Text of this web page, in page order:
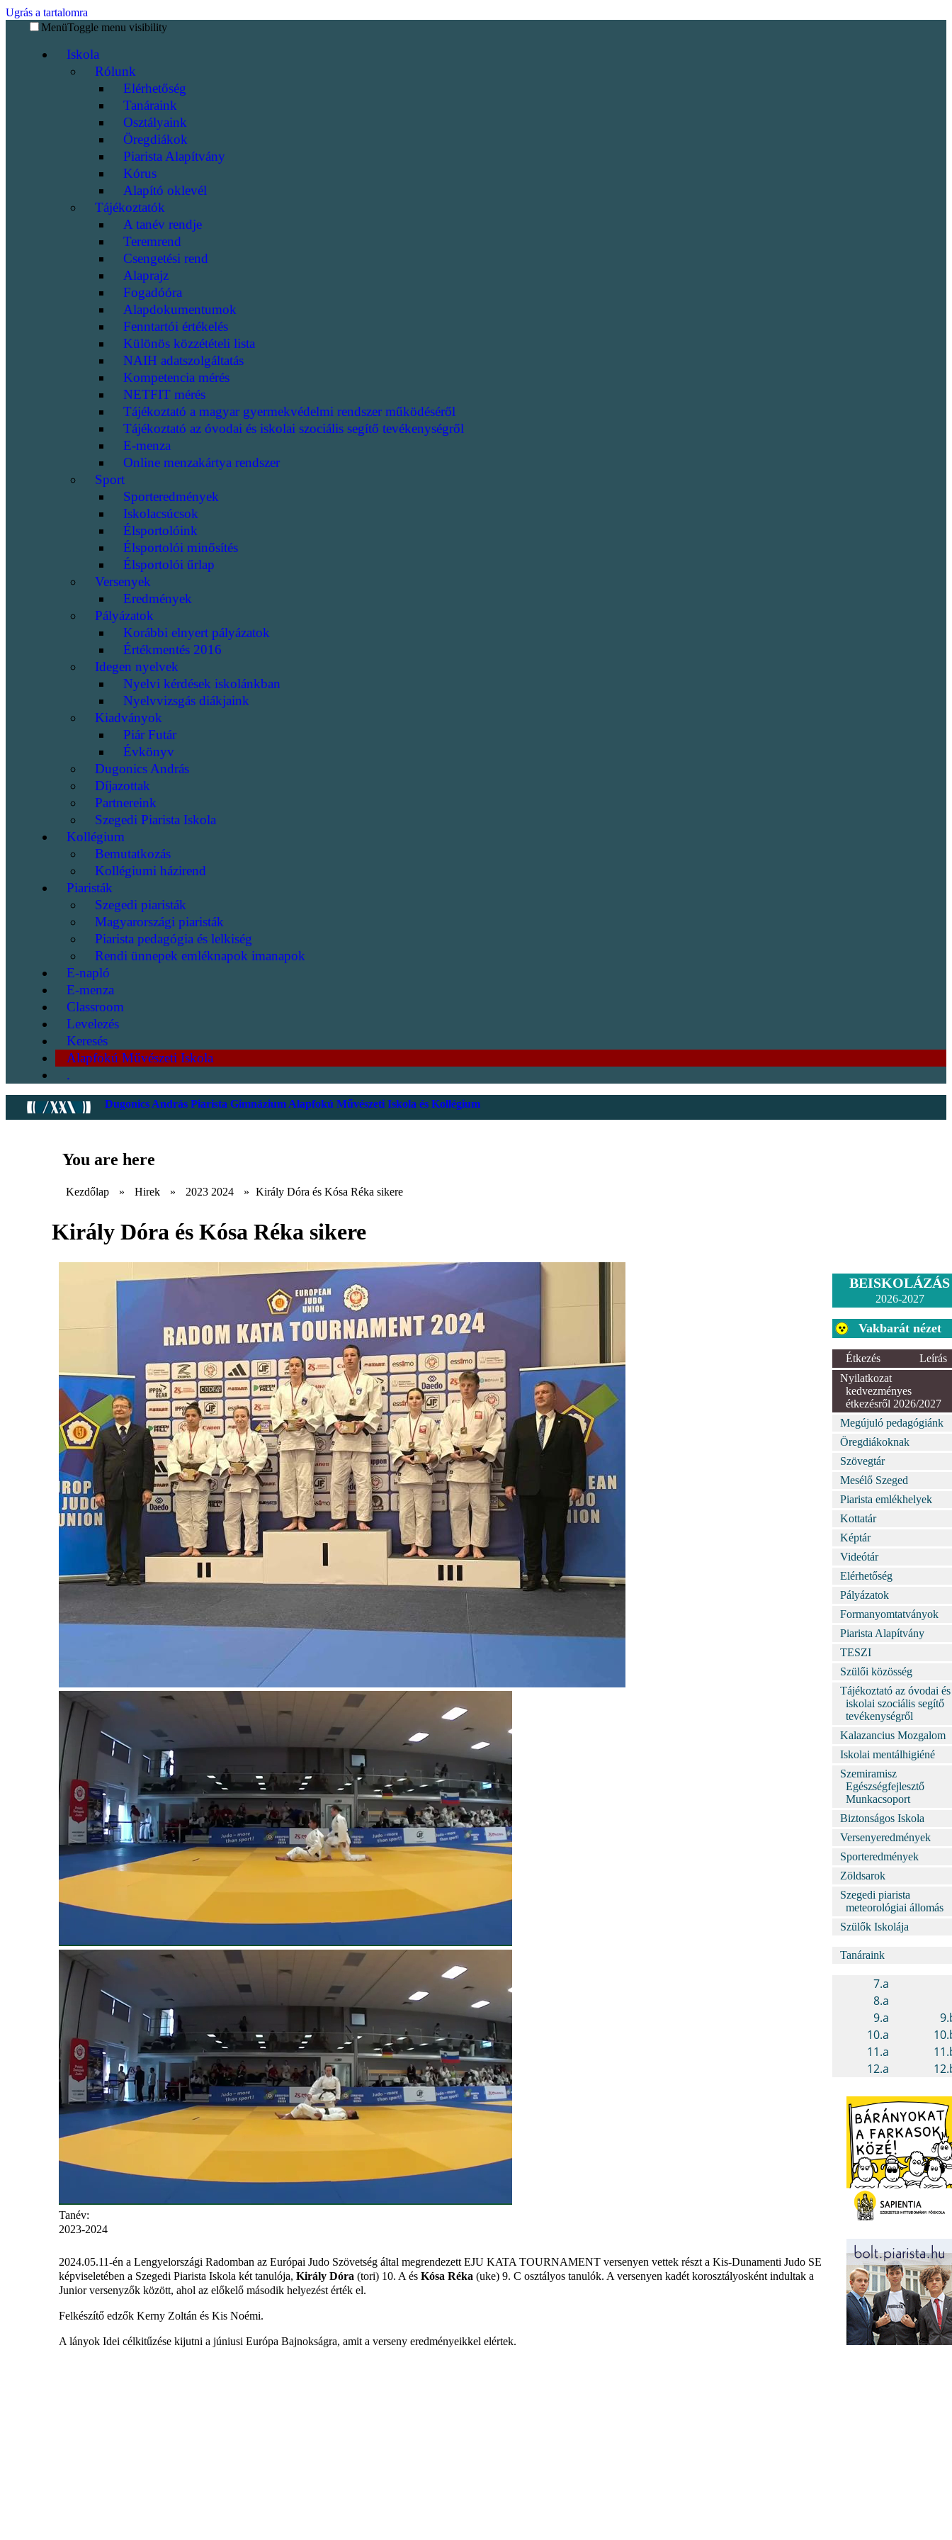
Ugrás a tartalomra
MenüToggle menu visibility
Iskola
Rólunk
Elérhetőség
Tanáraink
Osztályaink
Öregdiákok
Piarista Alapítvány
Kórus
Alapító oklevél
Tájékoztatók
A tanév rendje
Teremrend
Csengetési rend
Alaprajz
Fogadóóra
Alapdokumentumok
Fenntartói értékelés
Különös közzétételi lista
NAIH adatszolgáltatás
Kompetencia mérés
NETFIT mérés
Tájékoztató a magyar gyermekvédelmi rendszer működéséről
Tájékoztató az óvodai és iskolai szociális segítő tevékenységről
E-menza
Online menzakártya rendszer
Sport
Sporteredmények
Iskolacsúcsok
Élsportolóink
Élsportolói minősítés
Élsportolói űrlap
Versenyek
Eredmények
Pályázatok
Korábbi elnyert pályázatok
Értékmentés 2016
Idegen nyelvek
Nyelvi kérdések iskolánkban
Nyelvvizsgás diákjaink
Kiadványok
Piár Futár
Évkönyv
Dugonics András
Díjazottak
Partnereink
Szegedi Piarista Iskola
Kollégium
Bemutatkozás
Kollégiumi házirend
Piaristák
Szegedi piaristák
Magyarországi piaristák
Piarista pedagógia és lelkiség
Rendi ünnepek emléknapok imanapok
E-napló
E-menza
Classroom
Levelezés
Keresés
Alapfokú Művészeti Iskola
.
Dugonics András Piarista Gimnázium Alapfokú Művészeti Iskola és Kollégium
You are here
Kezdőlap » Hirek » 2023 2024 » Király Dóra és Kósa Réka sikere
Király Dóra és Kósa Réka sikere
Tanév:
2023-2024
2024.05.11-én a Lengyelországi Radomban az Európai Judo Szövetség által megrendezett EJU KATA TOURNAMENT versenyen vettek részt a Kis-Dunamenti Judo SE
képviseletében a Szegedi Piarista Iskola két tanulója, Király Dóra (tori) 10. A és Kósa Réka (uke) 9. C osztályos tanulók. A versenyen kadét korosztályosként indultak a
Junior versenyzők között, ahol az előkelő második helyezést érték el.
Felkészítő edzők Kerny Zoltán és Kis Noémi.
A lányok Idei célkitűzése kijutni a júniusi Európa Bajnokságra, amit a verseny eredményeikkel elértek.
BEISKOLÁZÁS
2026-2027
Vakbarát nézet
Étkezés
Leírás
Nyilatkozat
kedvezményes
étkezésről 2026/2027
Megújuló pedagógiánk
Öregdiákoknak
Szövegtár
Mesélő Szeged
Piarista emlékhelyek
Kottatár
Képtár
Videótár
Elérhetőség
Pályázatok
Formanyomtatványok
Piarista Alapítvány
TESZI
Szülői közösség
Tájékoztató az óvodai és
iskolai szociális segítő
tevékenységről
Kalazancius Mozgalom
Iskolai mentálhigiéné
Szemiramisz
Egészségfejlesztő
Munkacsoport
Biztonságos Iskola
Versenyeredmények
Sporteredmények
Zöldsarok
Szegedi piarista
meteorológiai állomás
Szülők Iskolája
Tanáraink